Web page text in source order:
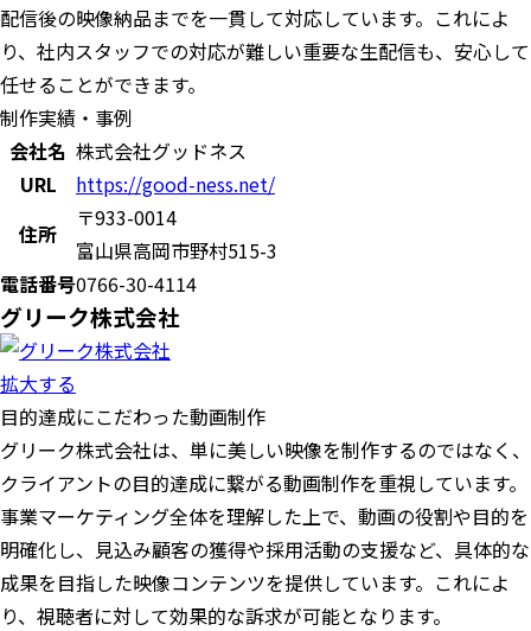
配信後の映像納品までを一貫して対応しています。これによ
り、社内スタッフでの対応が難しい重要な生配信も、安心して
任せることができます。
制作実績・事例
会社名 株式会社グッドネス
URL
https://good-ness.net/
住所
〒933-0014
富山県高岡市野村515-3
電話番号0766-30-4114
グリーク株式会社
拡大する
目的達成にこだわった動画制作
グリーク株式会社は、単に美しい映像を制作するのではなく、
クライアントの目的達成に繋がる動画制作を重視しています。
事業マーケティング全体を理解した上で、動画の役割や目的を
明確化し、見込み顧客の獲得や採用活動の支援など、具体的な
成果を目指した映像コンテンツを提供しています。これによ
り、視聴者に対して効果的な訴求が可能となります。